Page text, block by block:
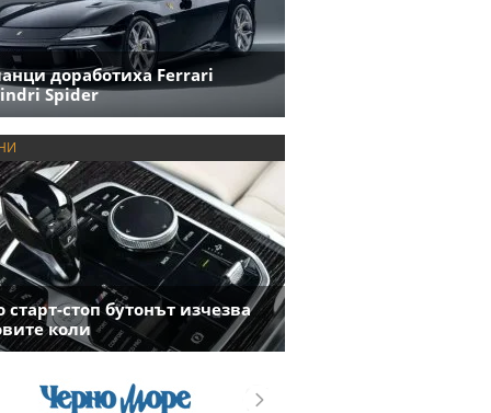
доработиха Ferrari
Spider
стоп бутонът изчезва
коли